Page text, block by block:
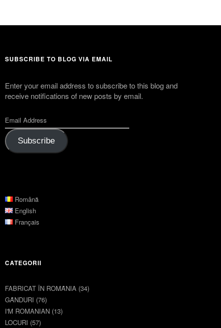
SUBSCRIBE TO BLOG VIA EMAIL
Enter your email address to subscribe to this blog and
receive notifications of new posts by email.
Subscribe
Română
English
Français
CATEGORII
FABRICAT ÎN ROMȂNIA (34)
GȂNDURI (76)
I'M ROMANIAN (13)
LOCURI (57)